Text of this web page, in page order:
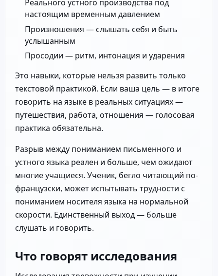
Реального устного производства под
настоящим временным давлением
Произношения — слышать себя и быть
услышанным
Просодии — ритм, интонация и ударения
Это навыки, которые нельзя развить только
текстовой практикой. Если ваша цель — в итоге
говорить на языке в реальных ситуациях —
путешествия, работа, отношения — голосовая
практика обязательна.
Разрыв между пониманием письменного и
устного языка реален и больше, чем ожидают
многие учащиеся. Ученик, бегло читающий по-
французски, может испытывать трудности с
пониманием носителя языка на нормальной
скорости. Единственный выход — больше
слушать и говорить.
Что говорят исследования